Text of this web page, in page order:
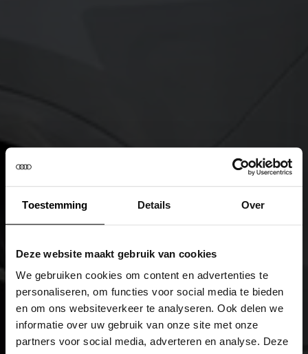
Toestemming Details Over
Deze website maakt gebruik van cookies
We gebruiken cookies om content en advertenties te
personaliseren, om functies voor social media te bieden
en om ons websiteverkeer te analyseren. Ook delen we
informatie over uw gebruik van onze site met onze
partners voor social media, adverteren en analyse. Deze